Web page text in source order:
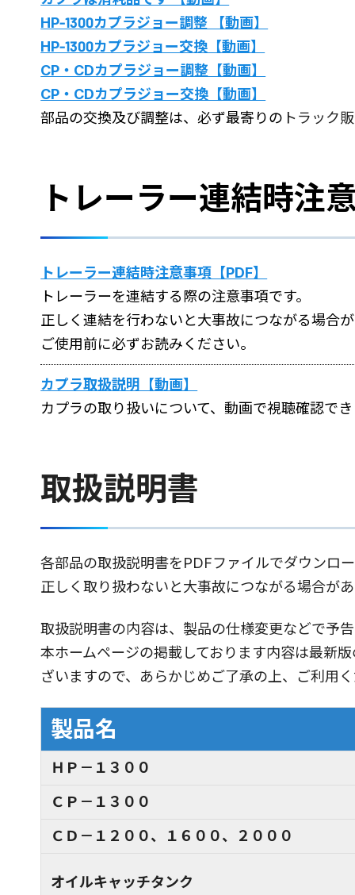
HP-1300カプラジョー調整 【動画】
HP-1300カプラジョー交換【動画】
CP・CDカプラジョー調整【動画】
CP・CDカプラジョー交換【動画】
部品の交換及び調整は、必ず最寄りの トラック
トレーラー連結時注
トレーラー連結時注意事項【PDF】
トレーラーを連結する際の注意事項です。
正しく連結を行わないと大事故につながる場合
ご使用前に必ずお読みください。
カプラ取扱説明【動画】
カプラの取り扱いについて、動画で視聴確認で
取扱説明書
各部品の取扱説明書をPDFファイルでダウンロ
正しく取り扱わないと大事故につながる場合が
取扱説明書の内容は、製品の仕様変更などで予
本ホームページの掲載しております内容は最新
ざいますので、あらかじめご了承の上、ご利用
製品名
ＨＰ－１３００
ＣＰ－１３００
ＣＤ－１２００、１６００、２０００
オイルキャッチタンク